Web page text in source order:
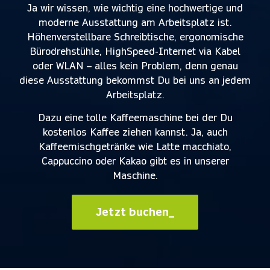
Ja wir wissen, wie wichtig eine hochwertige und
moderne Ausstattung am Arbeitsplatz ist.
Höhenverstellbare Schreibtische, ergonomische
Bürodrehstühle, HighSpeed-Internet via Kabel
oder WLAN – alles kein Problem, denn genau
diese Ausstattung bekommst Du bei uns an jedem
Arbeitsplatz.
Dazu eine tolle Kaffeemaschine bei der Du
kostenlos Kaffee ziehen kannst. Ja, auch
Kaffeemischgetränke wie Latte macchiato,
Cappuccino oder Kakao gibt es in unserer
Maschine.
Jetzt buchen_